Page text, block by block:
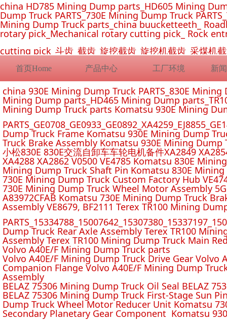
首页Home 产品中心 工厂环境 新
china HD785 Mining Dump parts_HD605 Mining
Dump Truck PARTS_730E Mining Dump Truck
Mining Dump Truck parts_china buucketteeth_
rotary pick_Mechanical rotary cutting pick_ Rock
cutting pick_斗齿_截齿_旋挖截齿_旋挖机截齿_采煤
china 930E Mining Dump Truck PARTS_830E
Mining Dump parts_HD465 Mining Dump
Mining Dump Truck parts Komatsu 930E Mining
Dump Truck Frame Komatsu 930E Mining Dump
Truck Brake Assembly Komatsu 930E Mining
小松830E 830E交流自卸车车轮电机备件XA2849
XA4288 XA2862 V0500 VE4785 Komatsu 830E
Mining Dump Truck Shaft Pin Komatsu 830E
730E Mining Dump Truck Custom Factory Hub
730E Mining Dump Truck Wheel Motor Assembly
A83972CFAB Komatsu 730E Mining Dump Truck
Assembly VE8679, BF2111 Terex TR100 Mining
Dump Truck Rear Axle Assembly Terex TR100
Assembly Terex TR100 Mining Dump Truck Main
Volvo A40E/F Mining Dump Truck parts
Volvo A40E/F Mining Dump Truck Drive Gear Volvo
Companion Flange Volvo A40E/F Mining Dump
Assembly
BELAZ 75306 Mining Dump Truck Oil Seal BELAZ
BELAZ 75306 Mining Dump Truck First-Stage Sun
Dump Truck Wheel Motor Reducer Unit Komatsu
Secondary Planetary Gear Component Komatsu